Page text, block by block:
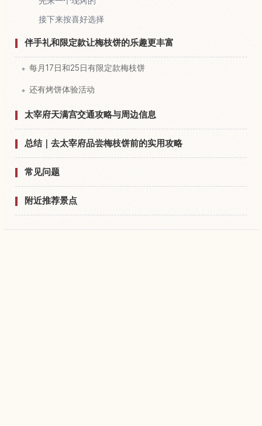
接下来按喜好选择
伴手礼和限定款让梅枝饼的乐趣更丰富
每月17日和25日有限定款梅枝饼
还有烤饼体验活动
太宰府天满宫交通攻略与周边信息
总结｜去太宰府品尝梅枝饼前的实用攻略
常见问题
附近推荐景点